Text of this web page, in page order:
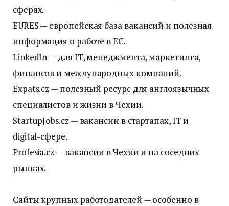
сферах.
EURES — европейская база вакансий и полезная
информация о работе в ЕС.
LinkedIn — для IT, менеджмента, маркетинга,
финансов и международных компаний.
Expats.cz — полезный ресурс для англоязычных
специалистов и жизни в Чехии.
StartupJobs.cz — вакансии в стартапах, IT и
digital-сфере.
Profesia.cz — вакансии в Чехии и на соседних
рынках.
Сайты крупных работодателей — особенно в